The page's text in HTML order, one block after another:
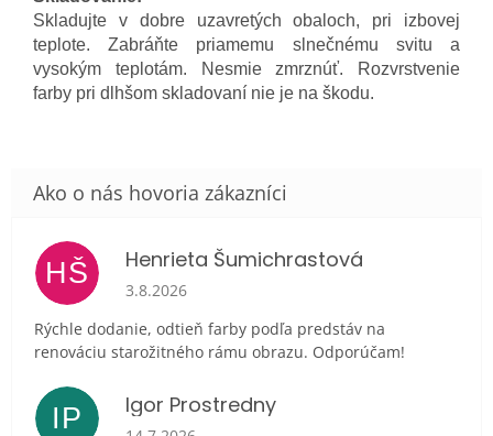
Skladujte v dobre uzavretých obaloch, pri izbovej
teplote. Zabráňte priamemu slnečnému svitu a
vysokým teplotám. Nesmie zmrznúť. Rozvrstvenie
farby pri dlhšom skladovaní nie je na škodu.
HŠ Henrieta Šumichrastová
Hodnotenie obchodu je 5 z 5 hviezdičiek.
3.8.2026
Rýchle dodanie, odtieň farby podľa predstáv na
renováciu starožitného rámu obrazu. Odporúčam!
IP Igor Prostredny
Hodnotenie obchodu je 5 z 5 hviezdičiek.